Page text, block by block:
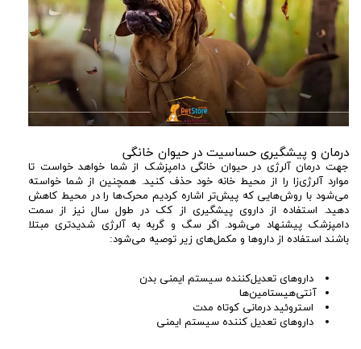
درمان و پیشگیری حساسیت در حیوان خانگی
جهت درمان آلرژی در حیوان خانگی دامپزشک از شما خواهد خواست تا
موارد آلرژی‌زا را از محیط خانه خود حذف کنید. همچنین از شما خواسته
می‌شود با روش‌هایی که پیش‌تر اشاره کردیم محرک‌ها را در محیط کاهش
دهید. استفاده از داروی پیشگیری از کک در طول سال نیز از سمت
دامپزشک پیشنهاد می‌شود. اگر سگ و گربه به آلرژی شدیدتری مبتلا
باشند استفاده از داروها و مکمل‌های زیر توصیه می‌شود:
داروهای تعدیل‌کننده سیستم ایمنی بدن
آنتی‌هیستامین‌ها
استروئید درمانی کوتاه مدت
داروهای تعدیل کننده سیستم ایمنی